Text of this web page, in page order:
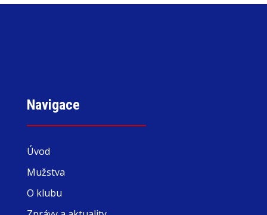
Navigace
Úvod
Mužstva
O klubu